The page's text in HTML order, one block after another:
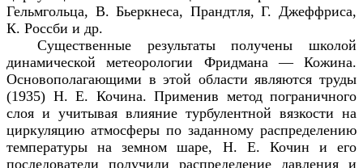
Гельмгольца, В. Бьеркнеса, Прандтля, Г. Джеффриса,
К. Россби и др.
Существенные результаты получены школой
динамической метеорологии Фридмана — Кожина.
Основополагающими в этой области являются труды
(1935) Н. Е. Кочина. Применив метод пограничного
слоя и учитывая влияние турбулентной вязкости на
циркуляцию атмосферы по заданному распределению
температуры на земном шаре, Н. Е. Кочин и его
последователи получили распределение давления и